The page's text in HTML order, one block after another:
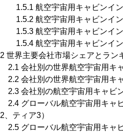
1.5.1 航空宇宙用キャビンイン
1.5.2 航空宇宙用キャビンイン
1.5.3 航空宇宙用キャビンイン
1.5.4 航空宇宙用キャビンイン
2 世界主要会社市場シェアとラン
2.1 会社別の世界航空宇宙用キ
2.2 会社別の世界航空宇宙用キ
2.3 会社別の航空宇宙用キャビ
2.4 グローバル航空宇宙用キャ
2、ティア3）
2.5 グローバル航空宇宙用キャ